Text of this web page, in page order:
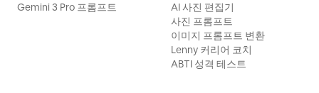
Gemini 3 Pro 프롬프트
AI 사진 편집기
사진 프롬프트
이미지 프롬프트 변환
Lenny 커리어 코치
ABTI 성격 테스트